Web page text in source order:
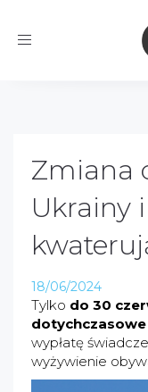
Toggle
Zmiana
Ukrainy
18/06/2024
Tylko do 30
wypłatę
wyżywienie